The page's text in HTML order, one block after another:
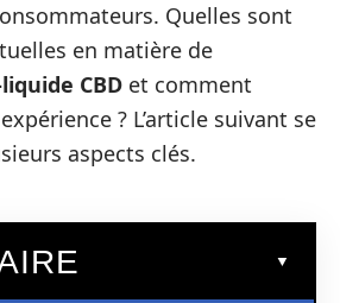
Quelles sont
en matière de
CBD et comment
? L’article suivant se
aspects clés.